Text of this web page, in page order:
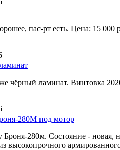
пас-рт есть. Цена: 15 000
чёрный ламинат. Винтовка
280М под мотор
280м. Состояние - новая,
высокопрочного